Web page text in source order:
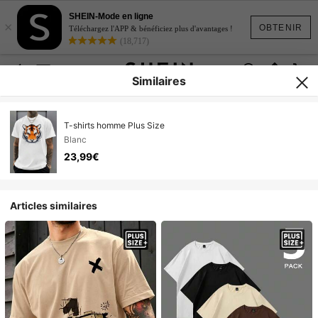
OBTENIR
×
SHEIN-Mode en ligne
Téléchargez l'APP & bénéficiez plus d'avantages !
(18,717)
Similaires
T-shirts homme Plus Size
Blanc
23,99€
Articles similaires